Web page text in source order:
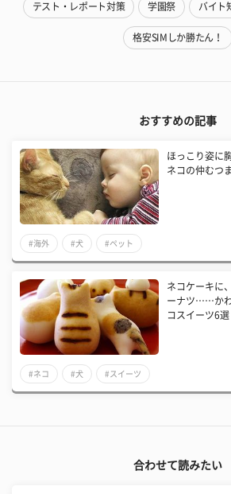
テスト・レポート対策 学園祭 バイト
格安SIMしか勝たん！
おすすめの記事
ほっこり姿に
ネコの仲むつ
#海外 #犬 #ペット
ネコケーキに
ーナツ……かわ
コスイーツ6選
#ネコ #犬 #スイーツ
合わせて読みたい